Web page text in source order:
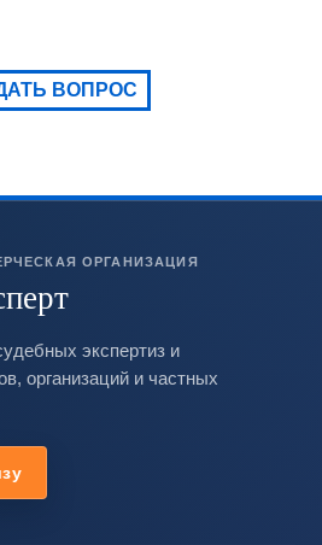
ВОПРОС
ОРГАНИЗАЦИЯ
экспертиз и
организаций и частных